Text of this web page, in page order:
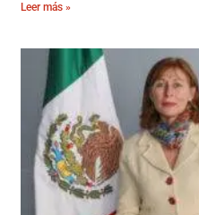
Leer más »